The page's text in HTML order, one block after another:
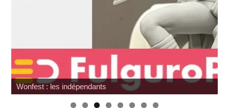
Wonfest : les indépendants